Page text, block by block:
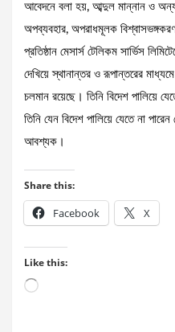
আবেদনে বলা হয়, আব্দুল মান্নান ও
অপব্যবহার, অপরাধমূলক
প্রতিষ্ঠান মেসার্স টেলিকম সার্ভিস
দেখিয়ে স্থানান্তর ও রূপান্তরের
চলমান রয়েছে। তিনি বিদেশ পালিয়ে
তিনি যেন বিদেশ পালিয়ে যেতে না
আবশ্যক।
Share this:
Facebook X
Like this:
Loading…